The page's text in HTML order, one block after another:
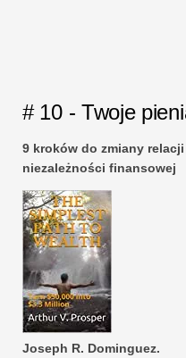
# 10 - Twoje
9 kroków do zmiany
niezależności finansowej
Joseph R. Dominguez.